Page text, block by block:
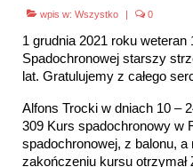
Galerie 1983-2025
Galeria 2026
Multimedia
Kontakt
wpis w: Wszystko | 0
1 grudnia 2021 roku
Spadochronowej starszy
lat. Gratulujemy z całego
Alfons Trocki w dniach 10 –
309 Kurs spadochronowy w
spadochronowej, z balonu,
zakończeniu kursu otrzymał